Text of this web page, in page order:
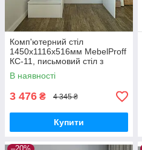
Комп'ютерний стіл
1450х1116х516мм MebelProff
КС-11, письмовий стіл з
полицями та висувним
ящиком, стіл-стелаж
В наявності
3 476 ₴ 4 345 ₴
Купити